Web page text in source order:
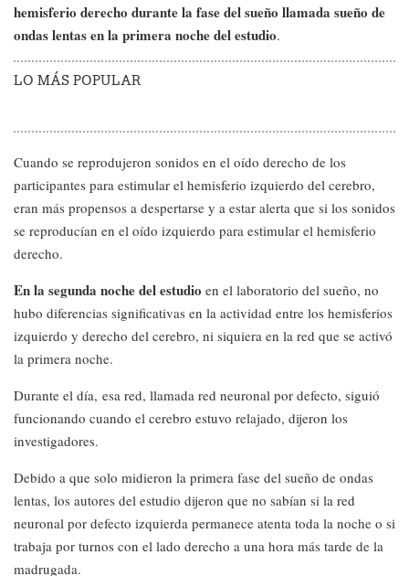
hemisferio derecho durante la fase del sueño llamada sueño de
ondas lentas en la primera noche del estudio.
LO MÁS POPULAR
Cuando se reprodujeron sonidos en el oído derecho de los
participantes para estimular el hemisferio izquierdo del cerebro,
eran más propensos a despertarse y a estar alerta que si los sonidos
se reproducían en el oído izquierdo para estimular el hemisferio
derecho.
En la segunda noche del estudio en el laboratorio del sueño, no
hubo diferencias significativas en la actividad entre los hemisferios
izquierdo y derecho del cerebro, ni siquiera en la red que se activó
la primera noche.
Durante el día, esa red, llamada red neuronal por defecto, siguió
funcionando cuando el cerebro estuvo relajado, dijeron los
investigadores.
Debido a que solo midieron la primera fase del sueño de ondas
lentas, los autores del estudio dijeron que no sabían si la red
neuronal por defecto izquierda permanece atenta toda la noche o si
trabaja por turnos con el lado derecho a una hora más tarde de la
madrugada.